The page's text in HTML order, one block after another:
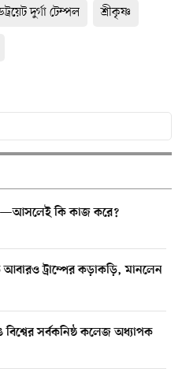
দুর্গা টেম্পল
শ্রীকৃষ্ণ
কি কাজ করে?
আবারও ট্রাম্পের কড়াকড়ি, মানলেন
সর্বকনিষ্ঠ কলেজ অধ্যাপক